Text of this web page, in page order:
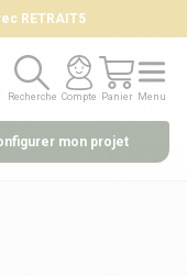
RETRAIT5
Recherche
Recherche
Compte
Compte
Panier
Panier
Menu
Menu
mon projet